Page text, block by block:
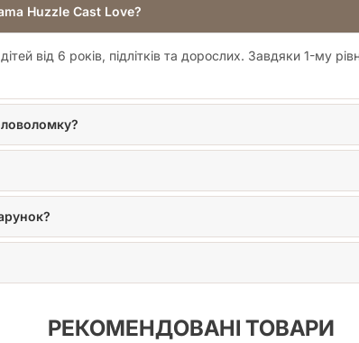
Huzzle Cast Love?
від 6 років, підлітків та дорослих. Завдяки 1-му
РЕКОМЕНДОВАНІ ТОВАРИ